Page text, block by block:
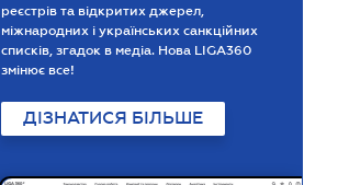
реєстрів та відкритих джерел,
міжнародних і українських санкційних
списків, згадок в медіа. Нова LIGA360
змінює все!
ДІЗНАТИСЯ БІЛЬШЕ